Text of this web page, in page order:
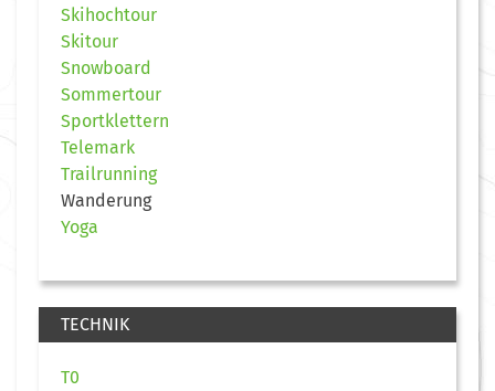
Skihochtour
Skitour
Snowboard
Sommertour
Sportklettern
Telemark
Trailrunning
Wanderung
Yoga
TECHNIK
T0